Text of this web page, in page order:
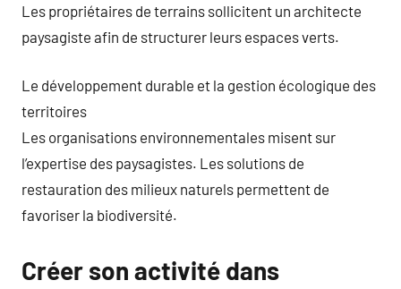
Les propriétaires de terrains sollicitent un architecte
paysagiste afin de structurer leurs espaces verts.
Le développement durable et la gestion écologique des
territoires
Les organisations environnementales misent sur
l’expertise des paysagistes. Les solutions de
restauration des milieux naturels permettent de
favoriser la biodiversité.
Créer son activité dans